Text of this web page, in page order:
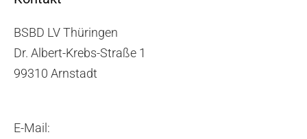
BSBD LV Thüringen
Dr. Albert-Krebs-Straße 1
99310 Arnstadt
E-Mail: